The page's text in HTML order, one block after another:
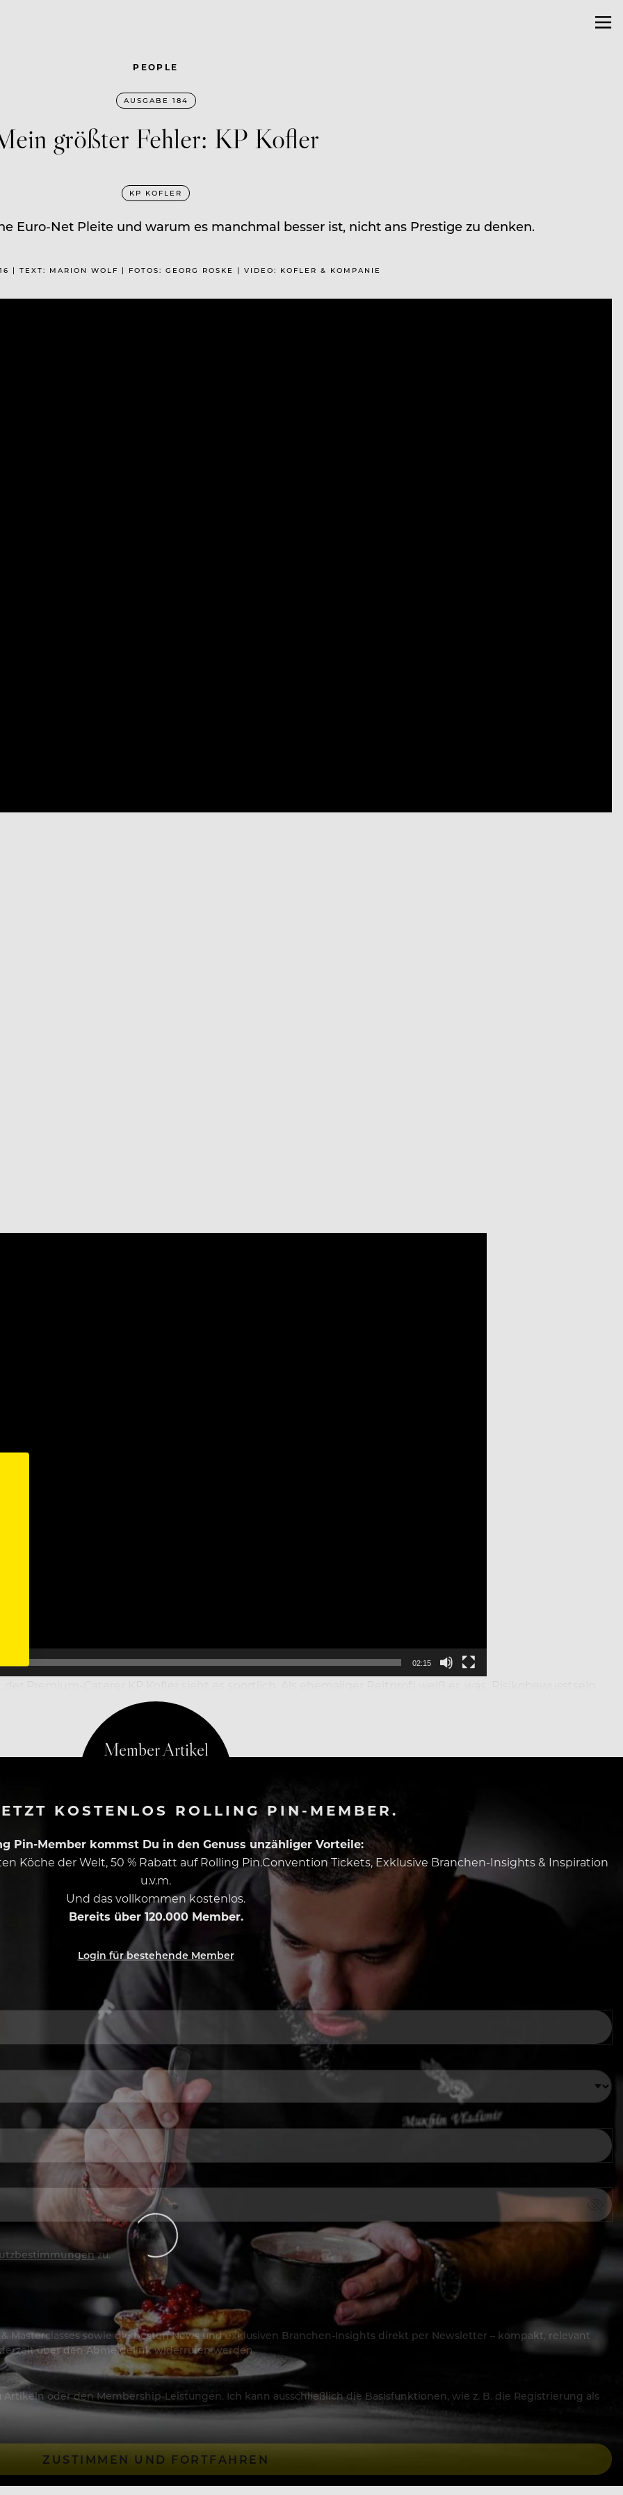
PEOPLE
AUSGABE 184
größter Fehler: KP Kofler
KP KOFLER
Euro-Net Pleite und warum es manchmal besser ist, nicht ans Prestige zu denken.
| TEXT: MARION WOLF | FOTOS: GEORG ROSKE | VIDEO: KOFLER & KOMPANIE
02:15
für ein Großprojekt annimmt…
KOSTENLOS ROLLING PIN-MEMBER.
Pin-Member kommst Du in den Genuss unzähliger Vorteile:
Köche der Welt, 50 % Rabatt auf Rolling Pin.Convention Tickets, Exklusive Branchen-Insights & Inspiration
u.v.m.
Und das vollkommen kostenlos.
Bereits über 120.000 Member.
Login für bestehende Member
zu.
Masterclasses sowie die besten News und exklusiven Branchen-Insights direkt per Newsletter – kompakt, relevant
über den Abmeldelink widerrufen werden.
oder den Membership-Leistungen. Ich kann ausschließlich die Basisfunktionen, wie z. B. die Registrierung als
ZUSTIMMEN UND FORTFAHREN